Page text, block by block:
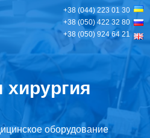
+38 (044) 223 01 30
+38 (050) 422 32 80
+38 (050) 924 64 21
оборудование